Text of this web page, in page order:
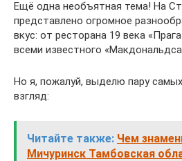
Ещё одна необъятная тема! На
представлено огромное
вкус: от ресторана 19 века
всеми известного
Но я, пожалуй, выделю пару
взгляд:
Читайте также: Чем
Мичуринск Тамбовская